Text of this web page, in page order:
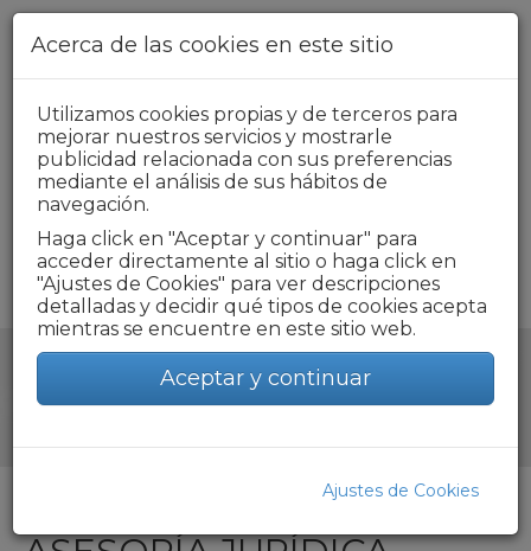
Pasar al contenido principal
+34 976 218 319
Formulario de búsqueda
MUCHO MÁS QUE UNA
Acerca de las cookies en este sitio
Utilizamos cookies propias y de terceros para
mejorar nuestros servicios y mostrarle
publicidad relacionada con sus preferencias
mediante el análisis de sus hábitos de
navegación.
Haga click en "Aceptar y continuar" para
acceder directamente al sitio o haga click en
"Ajustes de Cookies" para ver descripciones
detalladas y decidir qué tipos de cookies acepta
mientras se encuentre en este sitio web.
Aceptar y continuar
Ajustes de Cookies